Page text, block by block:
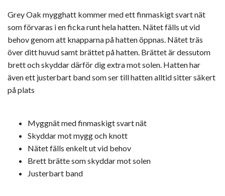
Grey Oak mygghatt kommer med ett finmaskigt svart nät
som förvaras i en ficka runt hela hatten. Nätet fälls ut vid
behov genom att knapparna på hatten öppnas. Nätet träs
över ditt huvud samt brättet på hatten. Brättet är dessutom
brett och skyddar därför dig extra mot solen. Hatten har
även ett justerbart band som ser till hatten alltid sitter säkert
på plats
Myggnät med finmaskigt svart nät
Skyddar mot mygg och knott
Nätet fälls enkelt ut vid behov
Brett brätte som skyddar mot solen
Justerbart band